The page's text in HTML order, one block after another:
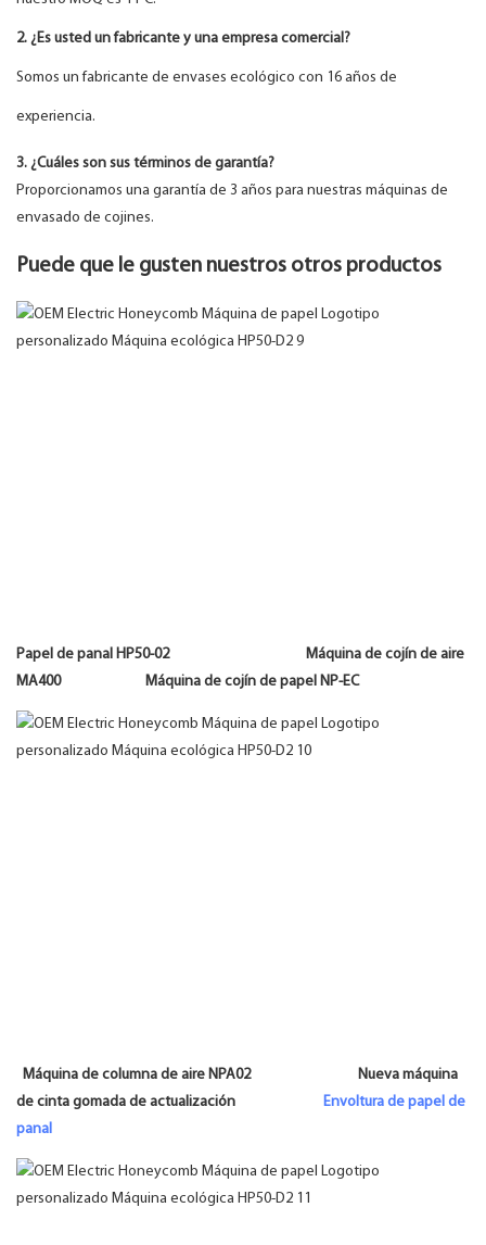
2. ¿Es usted un fabricante y una empresa comercial?
Somos un fabricante de envases ecológico con 16 años de
experiencia.
3. ¿Cuáles son sus términos de garantía?
Proporcionamos una garantía de 3 años para nuestras máquinas de
envasado de cojines.
Puede que le gusten nuestros otros productos
Papel de panal HP50-02 Máquina de cojín de aire
MA400 Máquina de cojín de papel NP-EC
Máquina de columna de aire NPA02 Nueva máquina
de cinta gomada de actualización Envoltura de papel de
panal